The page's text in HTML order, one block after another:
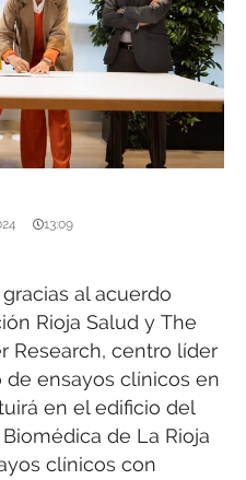
13:09
al acuerdo
Rioja Salud y The
Research, centro líder
ensayos clínicos en
en el edificio del
de La Rioja
clínicos con